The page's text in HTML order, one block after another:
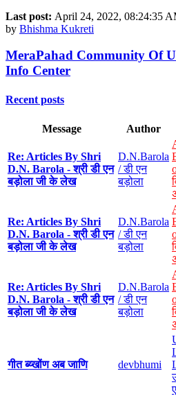
Last post: April 24, 2022, 08:24:35
by Bhishma Kukreti
MeraPahad Community Of
Info Center
Recent posts
Message Author
Re: Articles By Shri
D.N. Barola - श्री डी एन
बड़ोला जी के लेख
D.N.Barola
/ डी एन
बड़ोला
Re: Articles By Shri
D.N. Barola - श्री डी एन
बड़ोला जी के लेख
D.N.Barola
/ डी एन
बड़ोला
Re: Articles By Shri
D.N. Barola - श्री डी एन
बड़ोला जी के लेख
D.N.Barola
/ डी एन
बड़ोला
गीत ब्य्खोंण अब जाणि devbhumi